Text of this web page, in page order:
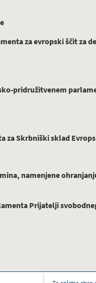
za evropski ščit za
pridružitvenem
za Skrbniški sklad
namenjene
Prijatelji